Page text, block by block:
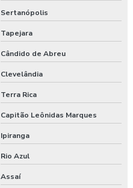
Sertanópolis
Tapejara
Cândido de Abreu
Clevelândia
Terra Rica
Capitão Leônidas Marques
Ipiranga
Rio Azul
Assaí